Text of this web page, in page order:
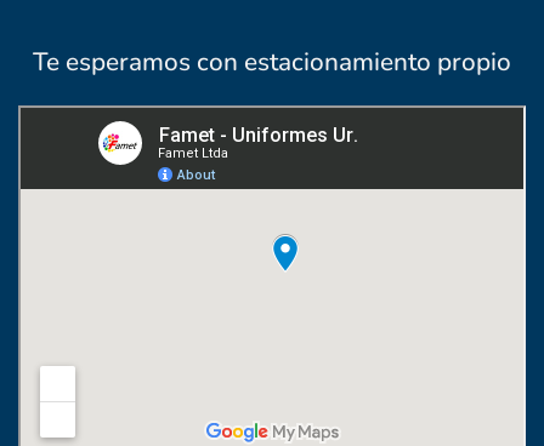
Te esperamos con estacionamiento propio